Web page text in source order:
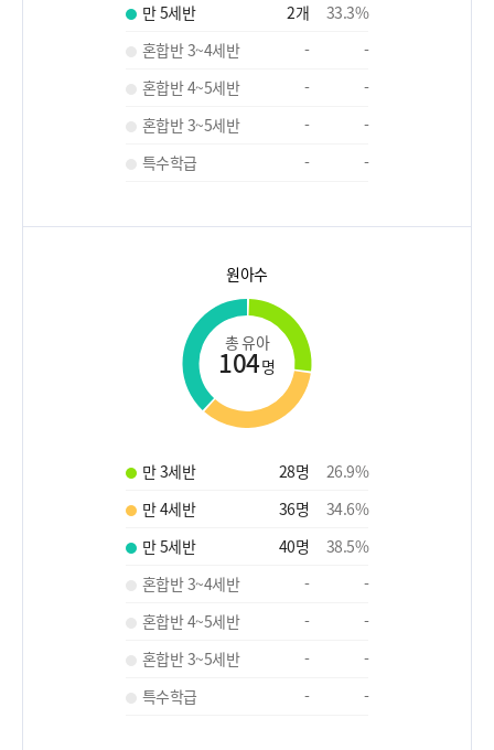
만 5세반
2개 33.3%
혼합반 3~4세반
-
-
혼합반 4~5세반
-
-
혼합반 3~5세반
-
-
특수학급
- -
원아수
총 유아
104명
만 3세반 28명 26.9%
만 4세반
36명 34.6%
만 5세반
40명 38.5%
혼합반 3~4세반
-
-
혼합반 4~5세반
-
-
혼합반 3~5세반
-
-
특수학급
- -